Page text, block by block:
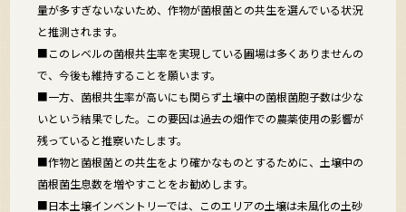
量が多すぎないないため、作物が菌根菌との共生を選んでいる状況
と推測されます。
■このレベルの菌根共生率を実現している圃場は多くありませんの
で、今後も維持することを願います。
■一方、菌根共生率が高いにも関らず土壌中の菌根菌胞子数は少な
いという結果でした。この要因は過去の畑作での農薬使用の影響が
残っていると推察いたします。
■作物と菌根菌との共生をより確かなものとするために、土壌中の
菌根菌生息数を増やすことをお勧めします。
■日本土壌インベントリーでは、このエリアの土壌は未風化の土砂